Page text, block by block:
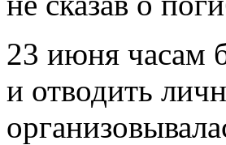
23 июня часам
и отводить